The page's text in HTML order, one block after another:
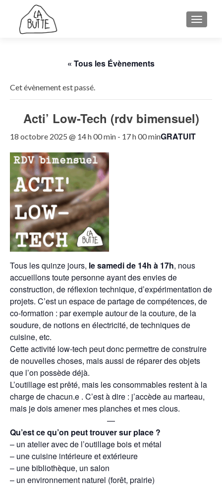
« Tous les Évènements
Cet évènement est passé.
Acti’ Low-Tech (rdv bimensuel)
18 octobre 2025 @ 14 h 00 min - 17 h 00 minGRATUIT
Tous les quinze jours, le samedi de 14h à 17h, nous
accueillons toute personne ayant des envies de
construction, de réflexion technique, d’expérimentation de
projets. C’est un espace de partage de compétences, de
co-formation : par exemple autour de la couture, de la
soudure, de notionsen électricité, detechniquesde
cuisine, etc.
Cette activité low-tech peut donc permettre de construire
de nouvelles choses, mais aussi de réparer des objets
que l’on possède déjà.
L’outillage est prêté, mais les consommables restent à la
charge de chacun.e . C’est à dire : j’accède au marteau,
mais je dois amener mes planches et mes clous.
—
Qu’est ce qu’on peut trouver sur place ?
– un atelier avec de l’outillage bois et métal
– une cuisine intérieure et extérieure
– une bibliothèque, un salon
– un environnement naturel (forêt, prairie)